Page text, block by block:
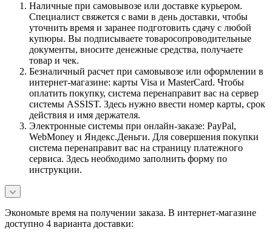
Наличные при самовывозе или доставке курьером.
Специалист свяжется с вами в день доставки, чтобы
уточнить время и заранее подготовить сдачу с любой
купюры. Вы подписываете товаросопроводительные
документы, вносите денежные средства, получаете
товар и чек.
Безналичный расчет при самовывозе или оформлении в
интернет-магазине: карты Visa и MasterCard. Чтобы
оплатить покупку, система перенаправит вас на сервер
системы ASSIST. Здесь нужно ввести номер карты, срок
действия и имя держателя.
Электронные системы при онлайн-заказе: PayPal,
WebMoney и Яндекс.Деньги. Для совершения покупки
система перенаправит вас на страницу платежного
сервиса. Здесь необходимо заполнить форму по
инструкции.
Экономьте время на получении заказа. В интернет-магазине
доступно 4 варианта доставки: